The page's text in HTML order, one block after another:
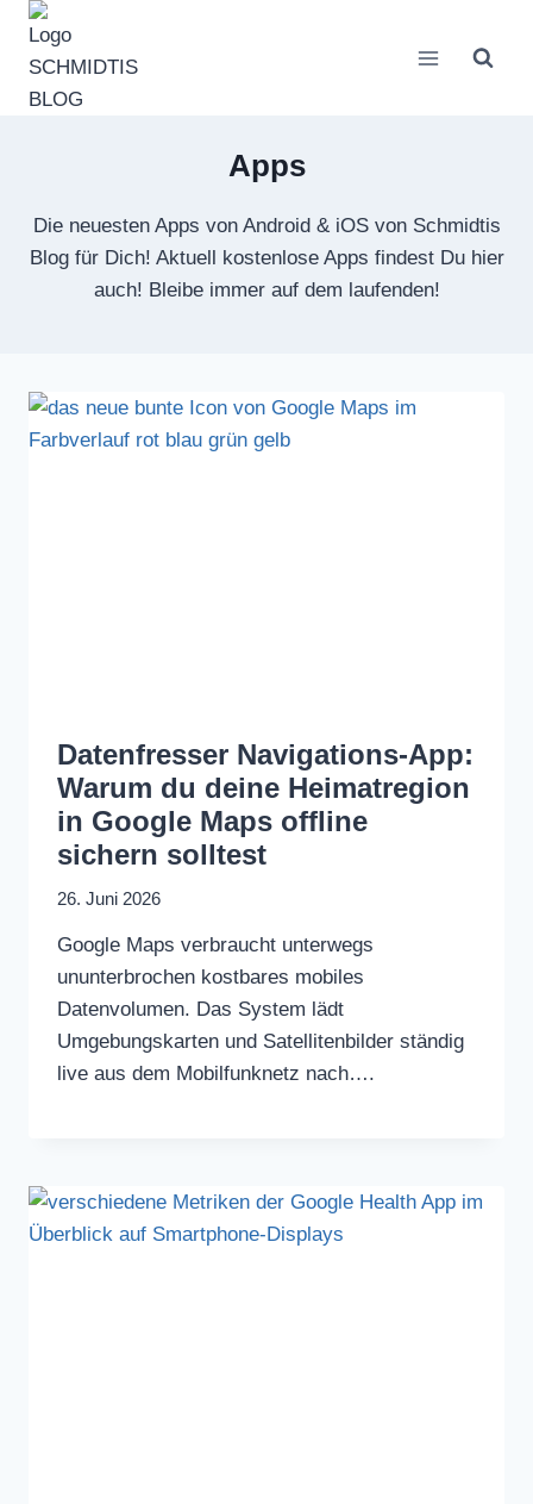
Zum
Inhalt
springen
Apps
Die neuesten Apps von Android & iOS von Schmidtis
Blog für Dich! Aktuell kostenlose Apps findest Du hier
auch! Bleibe immer auf dem laufenden!
Datenfresser Navigations-App:
Warum du deine Heimatregion
in Google Maps offline
sichern solltest
26. Juni 2026
Google Maps verbraucht unterwegs
ununterbrochen kostbares mobiles
Datenvolumen. Das System lädt
Umgebungskarten und Satellitenbilder ständig
live aus dem Mobilfunknetz nach….